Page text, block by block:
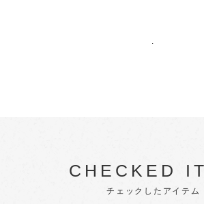
.
CHECKED
チェックしたアイテム